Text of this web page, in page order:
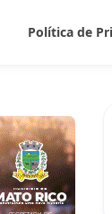
Política de